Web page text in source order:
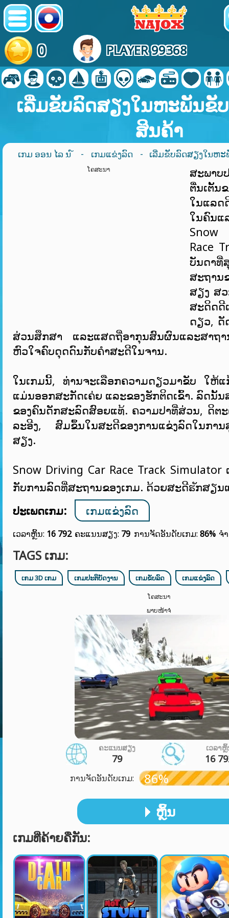
0 PLAYER 99368
ເລີ່ມຂັບລົດສຽງໃນຫະພັນຂັ
ສິນຄ້າ
ເກມ ອອນ ໄລ ນ ໌ - ເກມແຂ່ງລົດ - ເລີ່ມຂັບລົດສຽງໃນຫ
ໂຄສະນາ
ສະພາບ
ຕື່ນເຕັ້ນ
ໃນແລດ
ໃນຄົນແ
Race
ບັນດາທີ່
ສະຖານ
ສຽງ ສ
ສະດິດດີ
ດຽວ, ດັ
ສ່ວນສຶກສາ ແລະແສດຖີ່ອາກຸນສົນຜົນແລະສາຖ
ຫົວໃຈຄົບດຸດດົນກັບຄຳສະດີໃນຈານ.
ໃນເກມນີ້, ທ່ານຈະເລືອກຄວາມດຽວມາຂັບ ໃຫ້
ແມ່ນອອກສະກັດເຄ່ຍ ແລະຂອງຮັກຕິດເຂົ້າ. ລົດນັ້
ຂອງຄົນດັກສະລົດສົອຍແທ້. ຄວາມປາທີ່ສ່ວນ, ດິຕ
ລະອີງ, ສົມຂຶ້ນໃນສະດີຂອງການແຂ່ງລົດໃນກາ
ສຽງ.
Snow Driving Car Race Track Simulator
ກັບການລົດທີ່ສະຖານຂອງເກມ. ດ້ວຍສະດີຘັກສຽນ
ປະເພດເກມ:
ເກມແຂ່ງລົດ
ເວລາຫຼິ້ນ: 16 792 ຄະແນນສຽງ: 79 ການຈັດອັນດັບເກມ: 86% ຈ
TAGS ເກມ:
ເກມ 3D ເກມ ເກມປະຕິບັດງານ ເກມຂັບລົດ ເກມແຂ່ງລົດ
ໂຄສະນາ
ພາບໜ້າຈໍ
ຄະແນນສຽງ
79
ເວລາ
16
ການຈັດອັນດັບເກມ: 86%
ຫຼິ້ນ
ເກມທີ່ຄ້າຍຄືກັນ: